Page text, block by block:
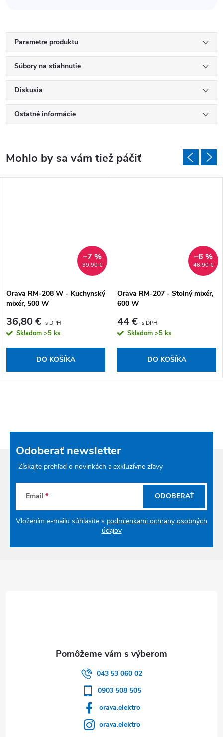
Parametre produktu
Súbory na stiahnutie
Diskusia
Ostatné informácie
39,90 €
–7 %
Orava RM-208 W - Kuchynský
mixér, 500 W
36,80 €
Skladom >5 ks
DO KOŠÍKA
46,90 €
–6 %
Orava RM-207 - Stolný mixér,
600 W
44 €
Skladom >5 ks
DO KOŠÍKA
Odoberať newsletter
Získajte prehľad o novinkách a exkluzívne zľavy
Email
Vložením e-mailu súhlasíte s podmienkami ochrany osobných
údajov
ODOBERAŤ
043 53 060 02
0903 508 505
orava.elektro
orava.elektro